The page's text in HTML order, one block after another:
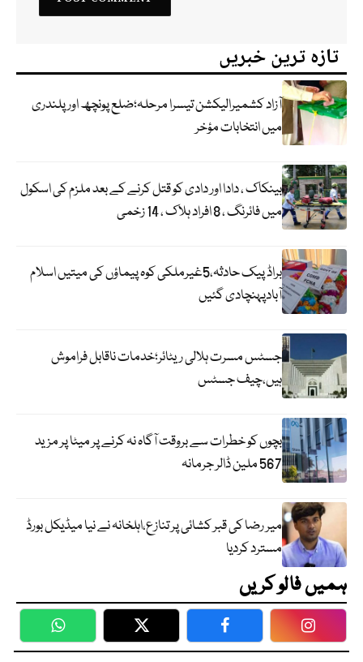
تازہ ترین خبریں
آزاد کشمیرالیکشن تیسرا مرحلہ؛ضلع پونچھ اور پلندری
میں انتخابات مؤخر
بینکاک ، دادا اور دادی کو قتل کرنے کے بعد ملزم کی اسکول
میں فائرنگ ، 8 افراد ہلاک ، 14 زخمی
براڈ پیک حادثہ،5غیرملکی کوہ پیماؤں کی میتیں اسلام
آبادپہنچادی گئیں
جسٹس مسرت ہلالی ریٹائر؛خدمات ناقابل فراموش
ہیں،چیف جسٹس
بچوں کو خطرات سے بروقت آگاہ نہ کرنے پر میٹا پر مزید
567 ملین ڈالر جرمانہ
میر رضا کی قبر کشائی پر تنازع،اہلخانہ نے نیا میڈیکل بورڈ
مسترد کردیا
ہمیں فالو کریں
WhatsApp Twitter Facebook